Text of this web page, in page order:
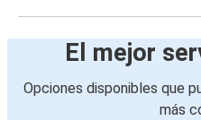
El mejor
Opciones disponibles que
más